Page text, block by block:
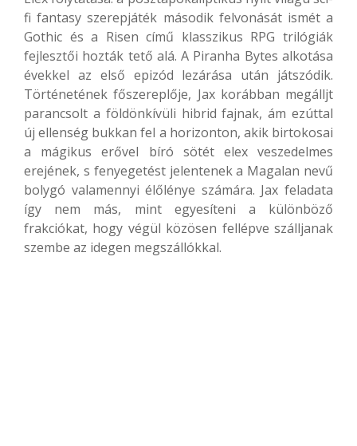
fi fantasy szerepjáték második felvonását ismét a
Gothic és a Risen című klasszikus RPG trilógiák
fejlesztői hozták tető alá. A Piranha Bytes alkotása
évekkel az első epizód lezárása után játszódik.
Történetének főszereplője, Jax korábban megálljt
parancsolt a földönkívüli hibrid fajnak, ám ezúttal
új ellenség bukkan fel a horizonton, akik birtokosai
a mágikus erővel bíró sötét elex veszedelmes
erejének, s fenyegetést jelentenek a Magalan nevű
bolygó valamennyi élőlénye számára. Jax feladata
így nem más, mint egyesíteni a különböző
frakciókat, hogy végül közösen fellépve szálljanak
szembe az idegen megszállókkal.